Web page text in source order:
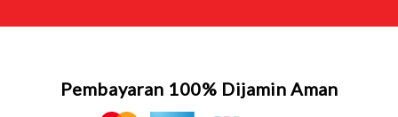
Pembayaran 100% Dijamin Aman